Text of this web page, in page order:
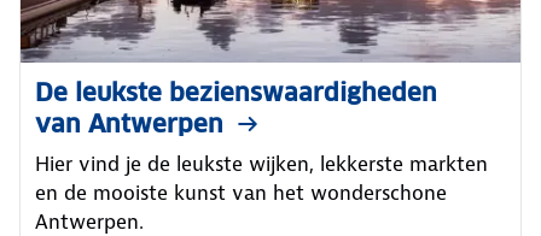
De leukste bezienswaardigheden
van Antwerpen
Hier vind je de leukste wijken, lekkerste markten
en de mooiste kunst van het wonderschone
Antwerpen.